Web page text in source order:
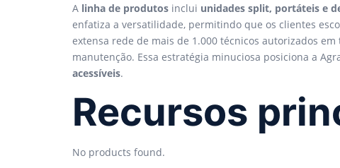
A linha de produtos inclui unidades split, portáteis e
enfatiza a versatilidade, permitindo que os clientes
extensa rede de mais de 1.000 técnicos autorizados
manutenção. Essa estratégia minuciosa posiciona a
acessíveis.
Recursos
No products found.